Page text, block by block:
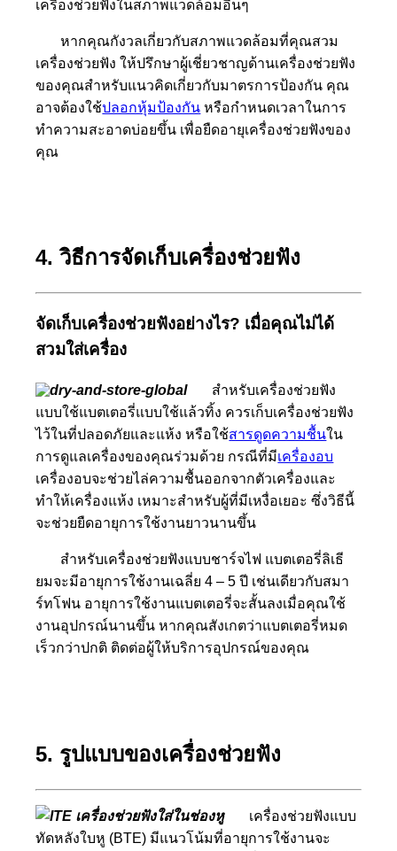
เครื่องช่วยฟังในสภาพแวดล้อมอื่นๆ
หากคุณกังวลเกี่ยวกับสภาพแวดล้อมที่คุณสวม
เครื่องช่วยฟัง ให้ปรึกษาผู้เชี่ยวชาญด้านเครื่องช่วยฟัง
ของคุณสำหรับแนวคิดเกี่ยวกับมาตรการป้องกัน คุณ
อาจต้องใช้ปลอกหุ้มป้องกัน หรือกำหนดเวลาในการ
ทำความสะอาดบ่อยขึ้น เพื่อยืดอายุเครื่องช่วยฟังของ
คุณ
4. วิธีการจัดเก็บเครื่องช่วยฟัง
จัดเก็บเครื่องช่วยฟังอย่างไร? เมื่อคุณไม่ได้
สวมใส่เครื่อง
สำหรับเครื่องช่วยฟัง
แบบใช้แบตเตอรี่แบบใช้แล้วทิ้ง ควรเก็บเครื่องช่วยฟัง
ไว้ในที่ปลอดภัยและแห้ง หรือใช้สารดูดความชื้นใน
การดูแลเครื่องของคุณร่วมด้วย กรณีที่มีเครื่องอบ
เครื่องอบจะช่วยไล่ความชื้นออกจากตัวเครื่องและ
ทำให้เครื่องแห้ง เหมาะสำหรับผู้ที่มีเหงื่อเยอะ ซึ่งวิธีนี้
จะช่วยยืดอายุการใช้งานยาวนานขึ้น
สำหรับเครื่องช่วยฟังแบบชาร์จไฟ แบตเตอรี่ลิเธี
ยมจะมีอายุการใช้งานเฉลี่ย 4 – 5 ปี เช่นเดียวกับสมา
ร์ทโฟน อายุการใช้งานแบตเตอรี่จะสั้นลงเมื่อคุณใช้
งานอุปกรณ์นานขึ้น หากคุณสังเกตว่าแบตเตอรี่หมด
เร็วกว่าปกติ ติดต่อผู้ให้บริการอุปกรณ์ของคุณ
5. รูปแบบของเครื่องช่วยฟัง
เครื่องช่วยฟังแบบ
ทัดหลังใบหู (BTE) มีแนวโน้มที่อายุการใช้งานจะ